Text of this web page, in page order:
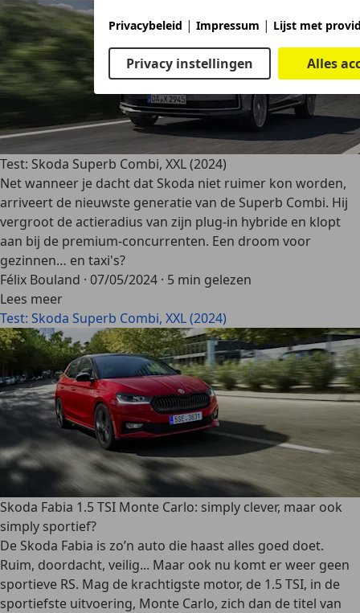
Privacybeleid | Impressum | Lijst met
Privacy instellingen Alles
Test: Skoda Superb Combi, XXL (2024)
Net wanneer je dacht dat Skoda niet ruimer kon worden,
arriveert de nieuwste generatie van de Superb Combi. Hij
vergroot de actieradius van zijn plug-in hybride en klopt
aan bij de premium-concurrenten. Een droom voor
gezinnen… en taxi's?
Félix Bouland · 07/05/2024 · 5 min gelezen
Lees meer
Test: Skoda Superb Combi, XXL (2024)
Skoda Fabia 1.5 TSI Monte Carlo: simply clever, maar ook
simply sportief?
De Skoda Fabia is zo’n auto die haast alles goed doet.
Ruim, doordacht, veilig... Maar ook nu komt er weer geen
sportieve RS. Mag de krachtigste motor, de 1.5 TSI, in de
sportiefste uitvoering, Monte Carlo, zich dan de titel van